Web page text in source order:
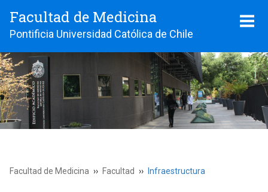
Facultad de Medicina
Pontificia Universidad Católica de Chile
Facultad de Medicina Facultad Infraestructura